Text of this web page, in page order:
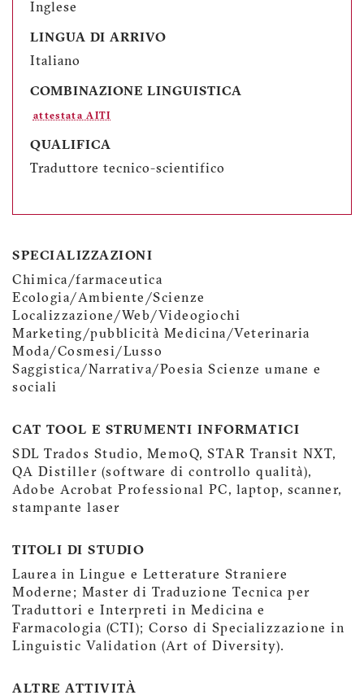
Inglese
LINGUA DI ARRIVO
Italiano
COMBINAZIONE LINGUISTICA
attestata AITI
QUALIFICA
Traduttore tecnico-scientifico
SPECIALIZZAZIONI
Chimica/farmaceutica
Ecologia/Ambiente/Scienze
Localizzazione/Web/Videogiochi
Marketing/pubblicità Medicina/Veterinaria
Moda/Cosmesi/Lusso
Saggistica/Narrativa/Poesia Scienze umane e
sociali
CAT TOOL E STRUMENTI INFORMATICI
SDL Trados Studio, MemoQ, STAR Transit NXT,
QA Distiller (software di controllo qualità),
Adobe Acrobat Professional PC, laptop, scanner,
stampante laser
TITOLI DI STUDIO
Laurea in Lingue e Letterature Straniere
Moderne; Master di Traduzione Tecnica per
Traduttori e Interpreti in Medicina e
Farmacologia (CTI); Corso di Specializzazione in
Linguistic Validation (Art of Diversity).
ALTRE ATTIVITÀ